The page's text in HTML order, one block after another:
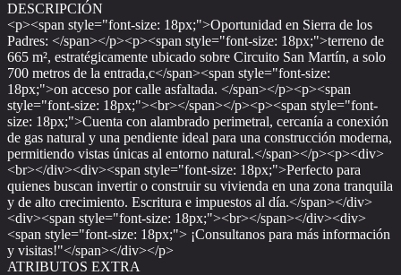
DESCRIPCIÓN
<p><span style="font-size: 18px;">Oportunidad en Sierra de los
Padres: </span></p><p><span style="font-size: 18px;">terreno de
665 m², estratégicamente ubicado sobre Circuito San Martín, a solo
700 metros de la entrada,c</span><span style="font-size:
18px;">on acceso por calle asfaltada. </span></p><p><span
style="font-size: 18px;"><br></span></p><p><span style="font-
size: 18px;">Cuenta con alambrado perimetral, cercanía a conexión
de gas natural y una pendiente ideal para una construcción moderna,
permitiendo vistas únicas al entorno natural.</span></p><p><div>
<br></div><div><span style="font-size: 18px;">Perfecto para
quienes buscan invertir o construir su vivienda en una zona tranquila
y de alto crecimiento. Escritura e impuestos al día.</span></div>
<div><span style="font-size: 18px;"><br></span></div><div>
<span style="font-size: 18px;"> ¡Consultanos para más información
y visitas!"</span></div></p>
ATRIBUTOS EXTRA